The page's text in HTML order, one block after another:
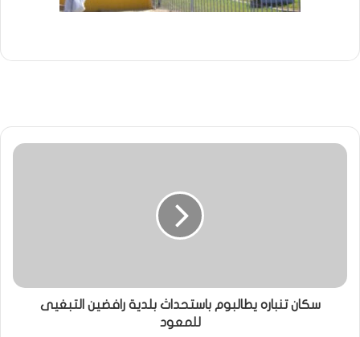
سكان تنباره يطالبوم باستحداث بلدية رافضين التبغيى
للمعود